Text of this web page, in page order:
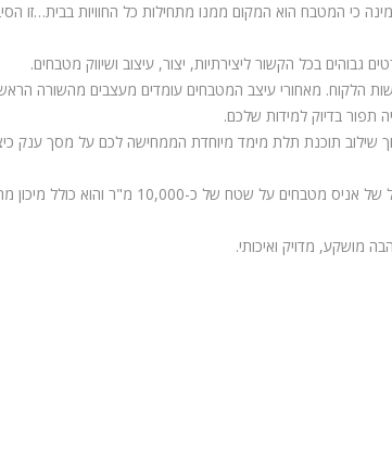
כי המטבח הוא המקום ממנו מתחילות כל החוויות בבית…זו
בכל הקשור ליצירתיות, יצור, עיצוב ושיווק מטבחים.
הלקוח. מאחורי עיצב המטבחים עומדים מעצבים מהשורה
בדיוק למידות שלכם.
שילוב תוכנת תלת מימד מיוחדת הממחישה לכם על מסך ענק
לאניס מטבחים מפעל יצור מהמתקדמים והחדשניים בארץ. המפעל של אניס
מושקע, מדויק ואיכותי.